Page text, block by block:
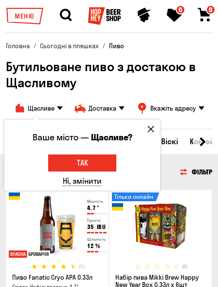
МЕНЮ
0 0
Головна Сьогодні в пляшках Пиво
Бутильоване пиво з достакою в
Щасливому
Щасливе Доставка Вкажіть адресу
Всі товари Пиво Сидр Віскі
ФІЛЬТР
Міцність
4.7 °
Гіркота
35 IBU
Щільність
12 %
(1)
Пиво Fanatic Cryo APA 0.33л
(0)
Тільки онлайн
Набір пива Mikki Brew Happy
New Year Box 0.33л x 6шт
Ваше місто —Щасливе?
ТАК
Ні, змінити